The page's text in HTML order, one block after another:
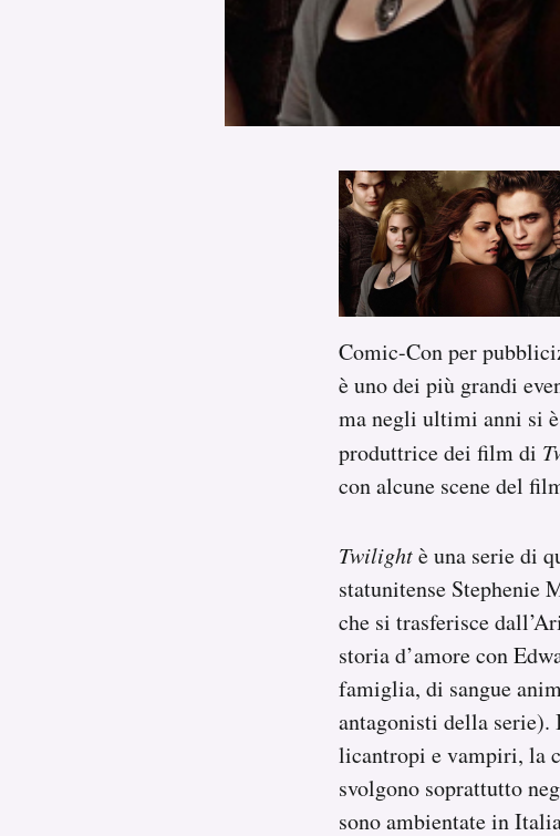
Comic-Con per
è uno dei più grandi
ma negli ultimi anni si
produttrice dei film di
con alcune scene del
Twilightè una serie di
statunitense Stephenie
che si trasferisce
storia d’amore con
famiglia, di sangue
antagonisti della serie).
licantropi e vampiri, la
svolgono soprattutto
sono ambientate in